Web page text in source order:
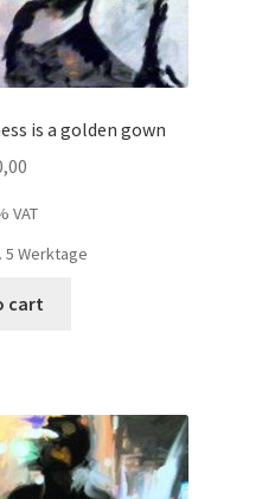
is a golden gown
VAT
Werktage
cart